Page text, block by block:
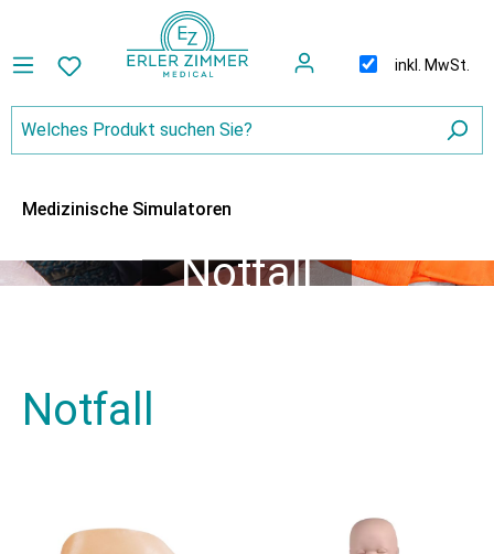
inkl. MwSt.
Medizinische Simulatoren
Notfall
Notfall